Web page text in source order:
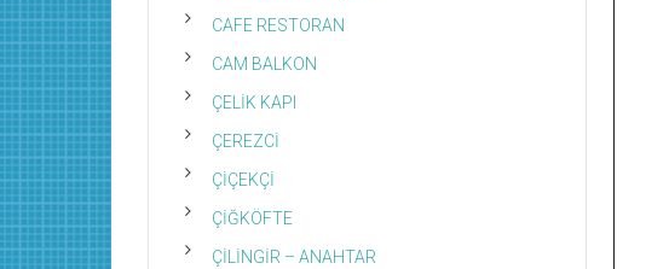
CAFE RESTORAN
CAM BALKON
ÇELİK KAPI
ÇEREZCİ
ÇİÇEKÇİ
ÇİĞKÖFTE
ÇİLİNGİR – ANAHTAR